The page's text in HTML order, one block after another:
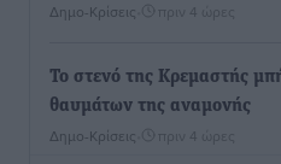
Δημο-Κρίσεις πριν 4 ώρες
Το στενό της Κρεμαστής
θαυμάτων της αναμονής
Δημο-Κρίσεις πριν 4 ώρες